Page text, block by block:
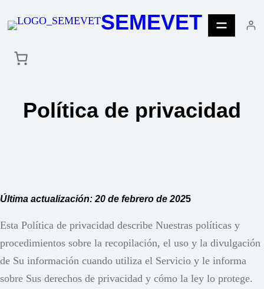
SEMEVET
Política de privacidad
Última actualización: 20 de febrero de 2025
Esta Política de privacidad describe Nuestras políticas y
procedimientos sobre la recopilación, el uso y la divulgación
de Su información cuando utiliza el Servicio y le informa
sobre Sus derechos de privacidad y cómo la ley lo protege.